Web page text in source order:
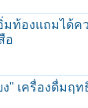
มท้องแถมได้ค
อ
ง" เครื่องดื่มฤ